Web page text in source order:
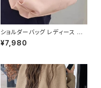
ショルダーバッグ レディース ワ
ンショルダー 三日月バッグ 軽量
ナイロンバッグ 斜めがけバッグ
ライトブルー ピンク ホワイト ワ
ンサイズ K-B0267
¥7,980